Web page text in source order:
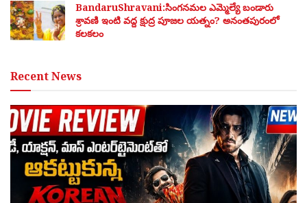
BandaruShravani:సింగనమల ఎమ్మెల్యే బండారు
శ్రావణి ఇంటి వద్ద క్షుద్ర పూజల యత్నం? అనంతపురంలో
కలకలం
Recent News